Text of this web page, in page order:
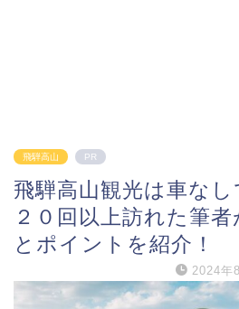
飛騨高山 PR
飛騨高山観光は車なし
２０回以上訪れた筆
とポイントを紹介！
2024年